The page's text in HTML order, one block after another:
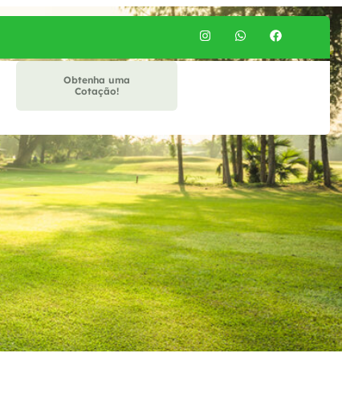
Obtenha uma
Cotação!